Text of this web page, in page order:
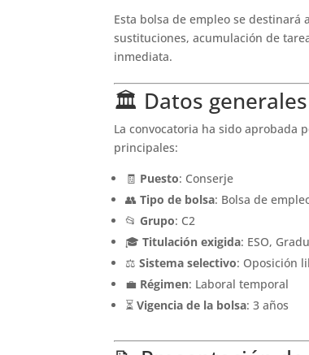
Esta bolsa de empleo se destinará a
sustituciones, acumulación de
inmediata.
🏛️ Datos
La convocatoria ha sido aprobada
principales:
🧾 Puesto: Conserje
👥 Tipo de bolsa: Bolsa de
📂 Grupo: C2
🎓 Titulación exigida: ESO,
⚖️ Sistema selectivo: Oposición
💼 Régimen: Laboral temporal
⏳ Vigencia de la bolsa: 3 años